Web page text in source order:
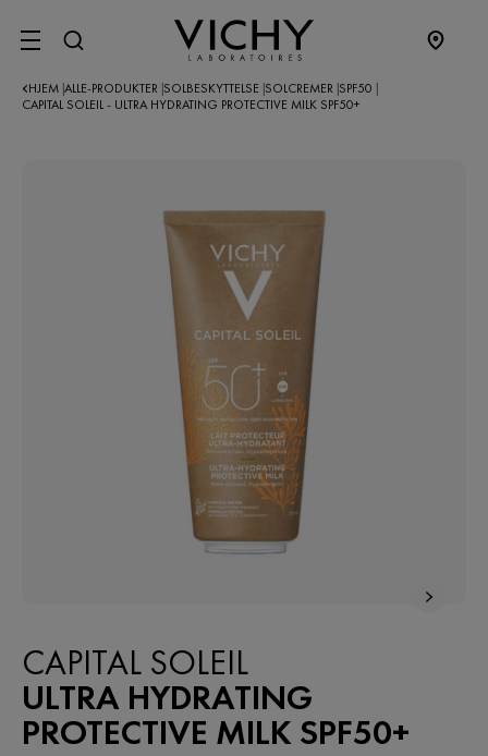
SITE MENU
HJEM ALLE-PRODUKTER SOLBESKYTTELSE SOLCREMER SPF50
CAPITAL SOLEIL - ULTRA HYDRATING PROTECTIVE MILK SPF50+
CAPITAL SOLEIL
ULTRA HYDRATING
PROTECTIVE MILK SPF50+